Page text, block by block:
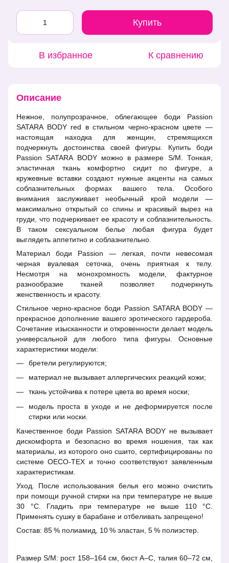
Купить
В избранное К сравнению
Описание
Нежное, полупрозрачное, облегающее боди Passion
SATARA BODY red в стильном черно-красном цвете —
настоящая находка для женщин, стремящихся
подчеркнуть достоинства своей фигуры. Купить боди
Passion SATARA BODY можно в размере S/M. Тонкая,
эластичная ткань комфортно сидит по фигуре, а
кружевные вставки создают нужные акценты на самых
соблазнительных формах вашего тела. Особого
внимания заслуживает необычный крой модели —
максимально открытый со спины и красивый вырез на
груди, что подчеркивает ее красоту и соблазнительность.
В таком сексуальном белье любая фигура будет
выглядеть аппетитно и соблазнительно.
Материал боди Passion — легкая, почти невесомая
черная вуалевая сеточка, очень приятная к телу.
Несмотря на монохромность модели, фактурное
разнообразие тканей позволяет подчеркнуть
женственность и красоту.
Стильное черно-красное боди Passion SATARA BODY —
прекрасное дополнение вашего эротического гардероба.
Сочетание изысканности и откровенности делает модель
универсальной для любого типа фигуры. Основные
характеристики модели:
бретели регулируются;
материал не вызывает аллергических реакций кожи;
ткань устойчива к потере цвета во время носки;
модель проста в уходе и не деформируется после
стирки или носки.
Качественное боди Passion SATARA BODY не вызывает
дискомфорта и безопасно во время ношения, так как
материалы, из которого оно сшито, сертифицированы по
системе OECO-TEX и точно соответствуют заявленным
характеристикам.
Уход. После использования белья его можно очистить
при помощи ручной стирки на при температуре не выше
30 °С. Гладить при температуре не выше 110 °С.
Применять сушку в барабане и отбеливать запрещено!
Состав: 85 % полиамид, 10 % эластан, 5 % полиэстер.
Размер S/M: рост 158–164 см, бюст А–С, талия 60–72 см,